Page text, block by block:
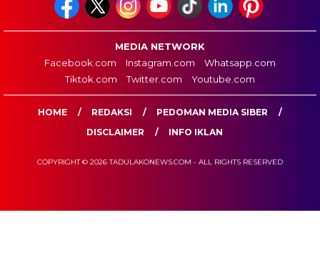
MEDIA NETWORK
Facebook.com
Instagram.com
Whatsapp.com
Tiktok.com
Twitter.com Youtube.com
HOME REDAKSI
PEDOMAN MEDIA SIBER
DISCLAIMER
INFO IKLAN
COPYRIGHT © 2026 TADULAKONEWS.COM - ALL RIGHTS RESERVED